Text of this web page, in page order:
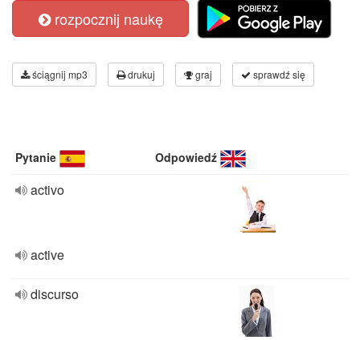
rozpocznij naukę
ściągnij mp3 drukuj graj sprawdź się
Pytanie Odpowiedź
activo
active
discurso